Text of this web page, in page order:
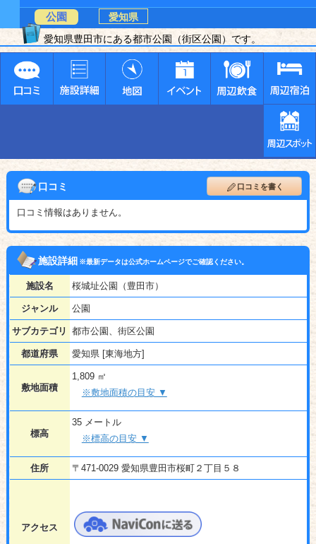
公園
愛知県
愛知県豊田市にある都市公園（街区公園）です。
口コミ 口コミを書く
口コミ情報はありません。
施設詳細※最新データは公式ホームページでご確認ください。
施設名 桜城址公園（豊田市）
ジャンル 公園
サブカテゴリ 都市公園、街区公園
都道府県 愛知県 [東海地方]
敷地面積
1,809 ㎡
※敷地面積の目安 ▼
標高
35 メートル
※標高の目安 ▼
住所 〒471-0029 愛知県豊田市桜町２丁目５８
アクセス